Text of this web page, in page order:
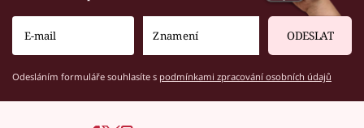
ODESLAT
Odesláním formuláře souhlasíte s podmínkami zpracování osobních údajů